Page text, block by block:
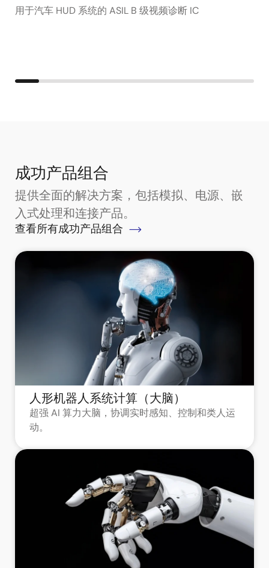
用于汽车 HUD 系统的 ASIL B 级视频诊断 IC
成功产品组合
提供全面的解决方案，包括模拟、电源、嵌
入式处理和连接产品。
查看所有成功产品组合
人形机器人系统计算（大脑）
超强 AI 算力大脑，协调实时感知、控制和类人运
动。